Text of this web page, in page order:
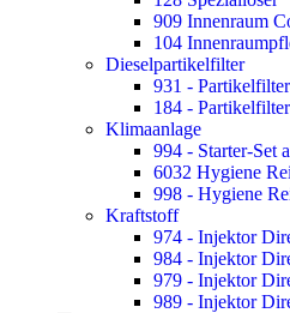
909 Innenraum
104
Dieselpartikelfilter
931 -
184 -
Klimaanlage
994 - Starter-Set
6032 Hygiene
998 - Hygiene
Kraftstoff
974 - Injektor
984 - Injektor
979 - Injektor
989 - Injektor